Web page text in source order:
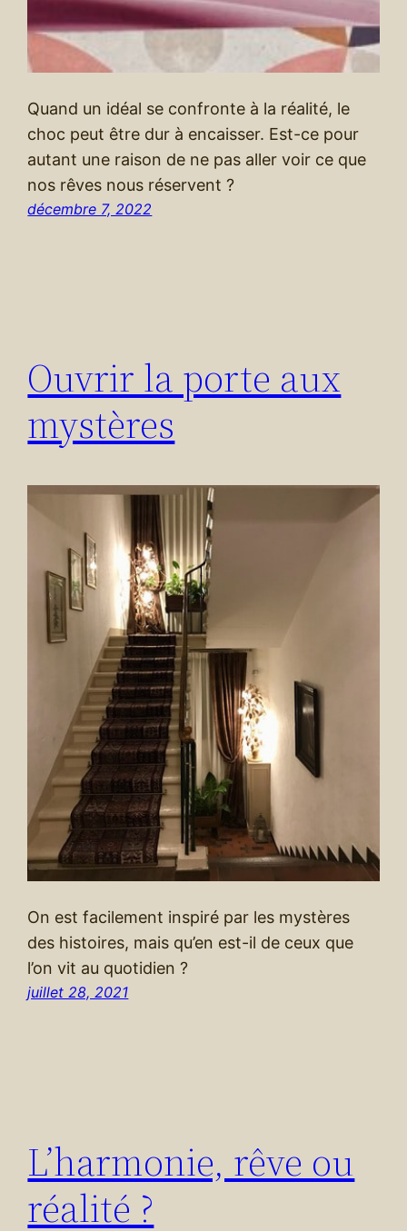
Quand un idéal se confronte à la réalité, le
choc peut être dur à encaisser. Est-ce pour
autant une raison de ne pas aller voir ce que
nos rêves nous réservent ?
décembre 7, 2022
Ouvrir la porte aux
mystères
On est facilement inspiré par les mystères
des histoires, mais qu’en est-il de ceux que
l’on vit au quotidien ?
juillet 28, 2021
L’harmonie, rêve ou
réalité ?